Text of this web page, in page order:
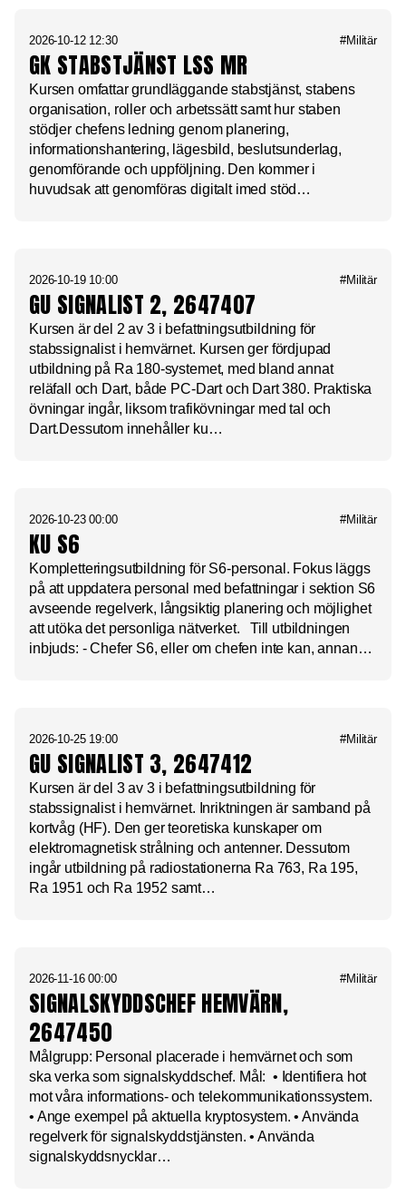
2026-10-12 12:30 #Militär
GK STABSTJÄNST LSS MR
Kursen omfattar grundläggande stabstjänst, stabens
organisation, roller och arbetssätt samt hur staben
stödjer chefens ledning genom planering,
informationshantering, lägesbild, beslutsunderlag,
genomförande och uppföljning. Den kommer i
huvudsak att genomföras digitalt imed stöd…
2026-10-19 10:00 #Militär
GU SIGNALIST 2, 2647407
Kursen är del 2 av 3 i befattningsutbildning för
stabssignalist i hemvärnet. Kursen ger fördjupad
utbildning på Ra 180-systemet, med bland annat
reläfall och Dart, både PC-Dart och Dart 380. Praktiska
övningar ingår, liksom trafikövningar med tal och
Dart.Dessutom innehåller ku…
2026-10-23 00:00 #Militär
KU S6
Kompletteringsutbildning för S6-personal. Fokus läggs
på att uppdatera personal med befattningar i sektion S6
avseende regelverk, långsiktig planering och möjlighet
att utöka det personliga nätverket. Till utbildningen
inbjuds: - Chefer S6, eller om chefen inte kan, annan…
2026-10-25 19:00 #Militär
GU SIGNALIST 3, 2647412
Kursen är del 3 av 3 i befattningsutbildning för
stabssignalist i hemvärnet. Inriktningen är samband på
kortvåg (HF). Den ger teoretiska kunskaper om
elektromagnetisk strålning och antenner. Dessutom
ingår utbildning på radiostationerna Ra 763, Ra 195,
Ra 1951 och Ra 1952 samt…
2026-11-16 00:00 #Militär
SIGNALSKYDDSCHEF HEMVÄRN,
2647450
Målgrupp: Personal placerade i hemvärnet och som
ska verka som signalskyddschef. Mål: • Identifiera hot
mot våra informations- och telekommunikationssystem.
• Ange exempel på aktuella kryptosystem. • Använda
regelverk för signalskyddstjänsten. • Använda
signalskyddsnycklar…